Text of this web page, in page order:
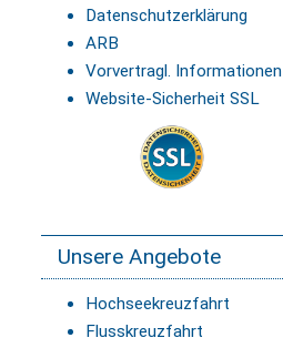
Datenschutzerklärung
ARB
Vorvertragl. Informationen
Website-Sicherheit SSL
Unsere Angebote
Hochseekreuzfahrt
Flusskreuzfahrt